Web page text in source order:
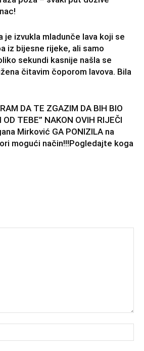
je izvukla mladunče lava koji se
iz bijesne rijeke, ali samo
sekundi kasnije našla se
čitavim čoporom lavova. Bila
DA TE ZGAZIM DA BIH BIO
OD TEBE” NAKON OVIH RIJEČI
Mirković GA PONIZILA na
mogući način!!!Pogledajte koga